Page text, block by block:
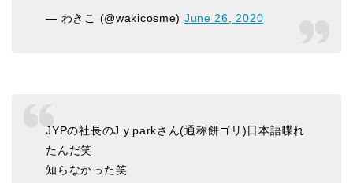
— わきこ (@wakicosme) June 26, 2020
JYPの社長のJ.y.parkさん(通称餅ゴリ)日本語喋れ
たんだ笑
知らなかった笑